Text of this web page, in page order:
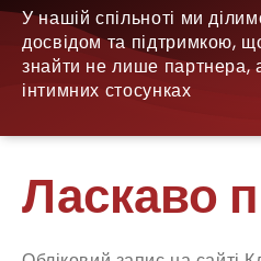
У нашій спільноті ми
досвідом та підтримкою,
знайти не лише партнера,
інтимних стосунках
Ласкаво